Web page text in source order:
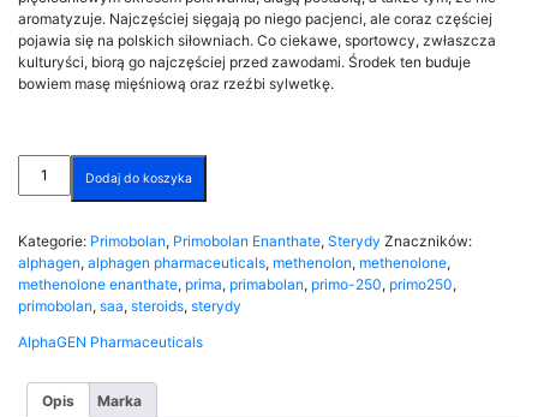
aromatyzuje. Najczęściej sięgają po niego pacjenci, ale coraz częściej
pojawia się na polskich siłowniach. Co ciekawe, sportowcy, zwłaszcza
kulturyści, biorą go najczęściej przed zawodami. Środek ten buduje
bowiem masę mięśniową oraz rzeźbi sylwetkę.
PRIMA-
(Methenolone
Enanthate)
alphaGEN
PHARMACEUTICALS
Dodaj do koszyka
Kategorie: Primobolan, Primobolan Enanthate, Sterydy Znaczników:
alphagen, alphagen pharmaceuticals, methenolon, methenolone,
methenolone enanthate, prima, primabolan, primo-250, primo250,
primobolan, saa, steroids, sterydy
AlphaGEN Pharmaceuticals
Opis Marka